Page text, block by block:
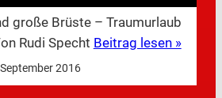
große Brüste – Traumurlaub
Rudi Specht Beitrag lesen »
2016